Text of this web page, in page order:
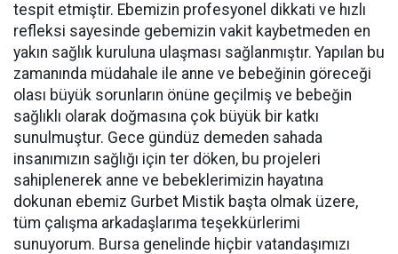
tespit etmiştir. Ebemizin profesyonel dikkati ve hızlı
refleksi sayesinde gebemizin vakit kaybetmeden en
yakın sağlık kuruluna ulaşması sağlanmıştır. Yapılan bu
zamanında müdahale ile anne ve bebeğinin göreceği
olası büyük sorunların önüne geçilmiş ve bebeğin
sağlıklı olarak doğmasına çok büyük bir katkı
sunulmuştur. Gece gündüz demeden sahada
insanımızın sağlığı için ter döken, bu projeleri
sahiplenerek anne ve bebeklerimizin hayatına
dokunan ebemiz Gurbet Mistik başta olmak üzere,
tüm çalışma arkadaşlarıma teşekkürlerimi
sunuyorum. Bursa genelinde hiçbir vatandaşımızı